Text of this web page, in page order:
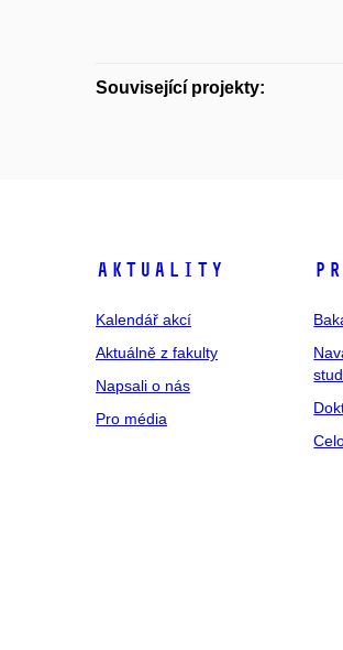
Související projekty:
Aktuality
Kalendář akcí
Aktuálně z fakulty
Napsali o nás
Pro média